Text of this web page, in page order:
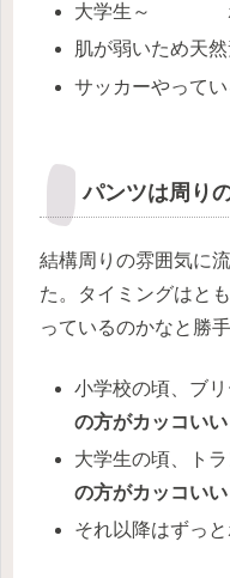
大学生～ ボ
肌が弱いため天
サッカーやって
パンツは周り
結構周りの雰囲気に
た。タイミングはと
っているのかなと勝
小学校の頃、ブリ
の方がカッコい
大学生の頃、ト
の方がカッコい
それ以降はずっ